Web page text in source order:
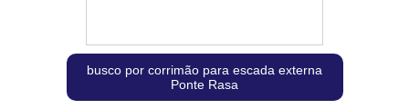
busco por corrimão para escada externa
Ponte Rasa